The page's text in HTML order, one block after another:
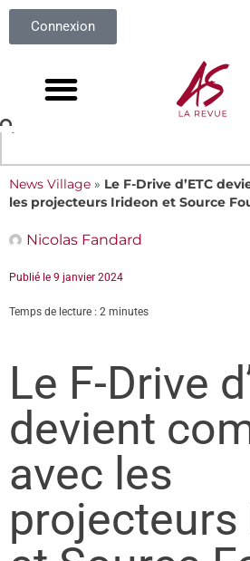
Connexion
News Village » Le F-Drive d’ETC
les projecteurs Irideon et Source
Nicolas Fandard
Publié le 9 janvier 2024
Temps de lecture : 2 minutes
Le F-Drive
devient
avec les
projecteurs